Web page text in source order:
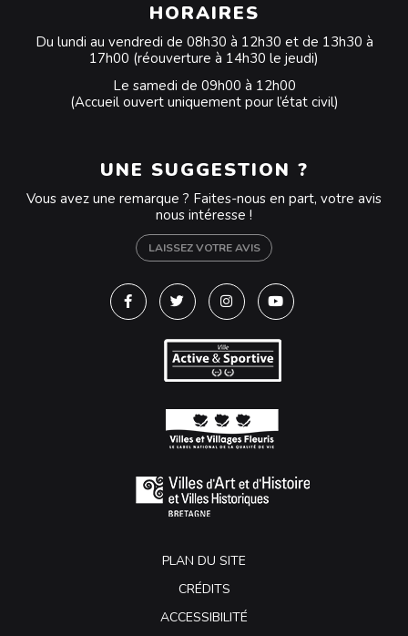
HORAIRES
Du lundi au vendredi de 08h30 à 12h30 et de 13h30 à
17h00 (réouverture à 14h30 le jeudi)
Le samedi de 09h00 à 12h00
(Accueil ouvert uniquement pour l’état civil)
UNE SUGGESTION ?
Vous avez une remarque ? Faites-nous en part, votre avis
nous intéresse !
LAISSEZ VOTRE AVIS
Lien vers le compte Facebook
Lien vers le compte Twitter
Lien vers le compte
Lien vers la chaîne
PLAN DU SITE
CRÉDITS
ACCESSIBILITÉ